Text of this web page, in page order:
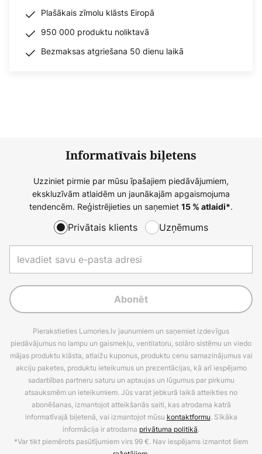
Plašākais zīmolu klāsts Eiropā
950 000 produktu noliktavā
Bezmaksas atgriešana 50 dienu laikā
Informatīvais biļetens
Uzziniet pirmie par mūsu īpašajiem piedāvājumiem,
ekskluzīvām atlaidēm un jaunākajām apgaismojuma
tendencēm. Reģistrējieties un saņemiet 15 % atlaidi*.
Privātais klients Uzņēmums
Abonēt
Pierakstieties Lumories.lv jaunumiem un saņemiet izdevīgus
piedāvājumus no lampu un gaismekļu, ventilatoru, solāro sistēmu un viedo
mājas produktu klāsta, atlaižu kuponus, produktu cenu samazinājumus vai
akciju paketes, produktu ieteikumus un prezentācijas, kā arī iespējamo
sadarbības partneru saturu un aptaujas un lūgumus par pirkumu
atsauksmēm un ieteikumiem. Jūs varat jebkurā laikā atteikties no
abonēšanas, izmantojot atteikšanās saiti, kas atrodama katrā
informatīvajā biļetenā, vai izmantojot mūsu kontaktformu. Sīkāka
informācija ir atrodama privātuma politikā.
*Var tikt piemērots pasūtījumiem virs 99 €. Nav iespējams izmantot šiem